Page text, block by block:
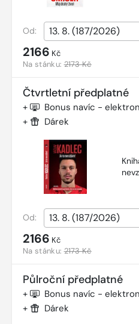
Od:
2166 Kč
Na stánku:2173 Kč
Čtvrtletní předplatné
+ Bonus navíc -
+ Dárek
Od:
2166 Kč
Na stánku:2173 Kč
Půlroční předplatné
+ Bonus navíc -
+ Dárek